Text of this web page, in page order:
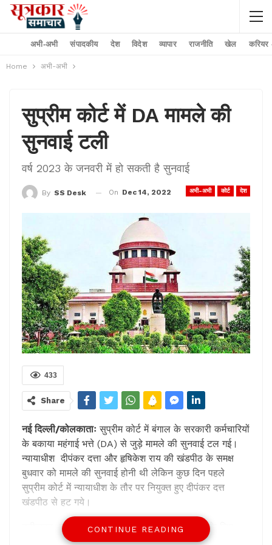
अभी-अभी संपादकीय देश विदेश व्यापार राजनीति खेल करियर
Home अभी-अभी
सुप्रीम कोर्ट में DA मामले की
सुनवाई टली
वर्ष 2023 के जनवरी में हो सकती है सुनवाई
अभी-अभी कोर्ट देश
By SS Desk On Dec 14, 2022
433
Share
नई दिल्ली/कोलकाताः सुप्रीम कोर्ट में बंगाल के सरकारी कर्मचारियों
के बकाया महंगाई भत्ते (DA) से जुड़े मामले की सुनवाई टल गई।
न्यायाधीश दीपंकर दत्ता और हृषिकेश राय की खंडपीठ के समक्ष
बुधवार को मामले की सुनवाई होनी थी लेकिन कुछ दिन पहले
सुप्रीम कोर्ट में न्यायाधीश के तौर पर नियुक्त हुए दीपंकर दत्त
खंडपीठ से हट गये।
नतीजतन डीए मामले की सुनवाई नई पीठ के गठन तक के लिए
स्थगित रहेगी। मामले की सुनवाई वर्ष 2023 के जनवरी महीने के
CONTINUE READING